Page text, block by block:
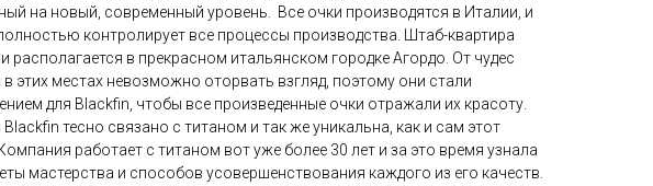
на новый, современный уровень. Все очки производятся в Италии, и
контролирует все процессы производства. Штаб-квартира
располагается в прекрасном итальянском городке Агордо. От чудес
этих местах невозможно оторвать взгляд, поэтому они стали
для Blackfin, чтобы все произведенные очки отражали их красоту.
тесно связано с титаном и так же уникальна, как и сам этот
работает с титаном вот уже более 30 лет и за это время узнала
мастерства и способов усовершенствования каждого из его качеств.